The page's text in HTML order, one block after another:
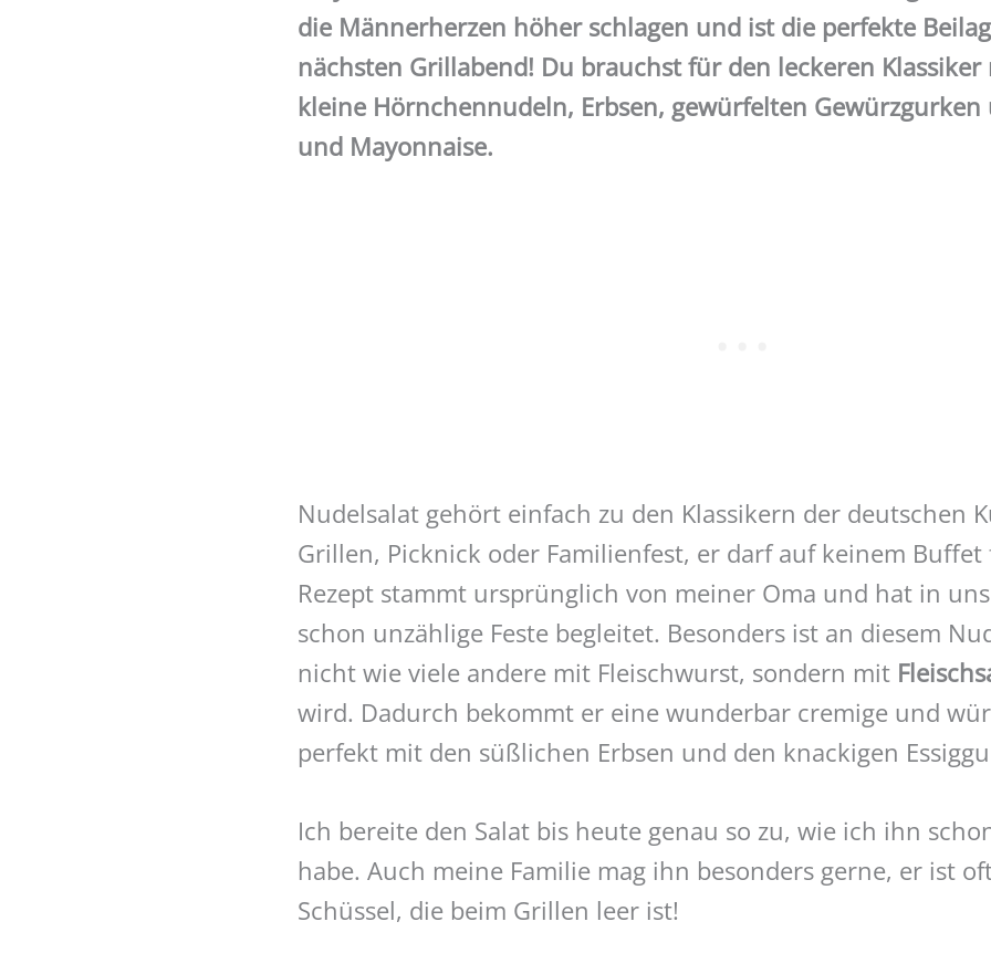
die Männerherzen höher schlagen und ist die perfekte
nächsten Grillabend! Du brauchst für den leckeren
kleine Hörnchennudeln, Erbsen, gewürfelten Gewürzgurken
und Mayonnaise.
Nudelsalat gehört einfach zu den Klassikern der deutschen
Grillen, Picknick oder Familienfest, er darf auf keinem Buffet
Rezept stammt ursprünglich von meiner Oma und hat in
schon unzählige Feste begleitet. Besonders ist an diesem
nicht wie viele andere mit Fleischwurst, sondern mit
wird. Dadurch bekommt er eine wunderbar cremige und
perfekt mit den süßlichen Erbsen und den knackigen
Ich bereite den Salat bis heute genau so zu, wie ich ihn
habe. Auch meine Familie mag ihn besonders gerne, er ist
Schüssel, die beim Grillen leer ist!